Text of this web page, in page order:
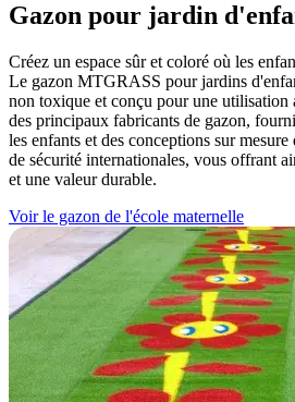
Gazon pour jardin
Créez un espace sûr et coloré où les
Le gazon MTGRASS pour jardins
non toxique et conçu pour une
des principaux fabricants de gazon,
les enfants et des conceptions sur
de sécurité internationales, vous offrant
et une valeur durable.
Voir le gazon de l'école maternelle